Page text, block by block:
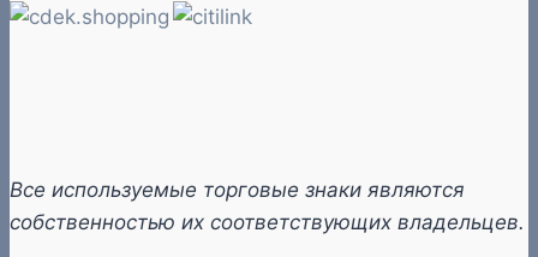
Все используемые торговые знаки являются
собственностью их соответствующих владельцев.